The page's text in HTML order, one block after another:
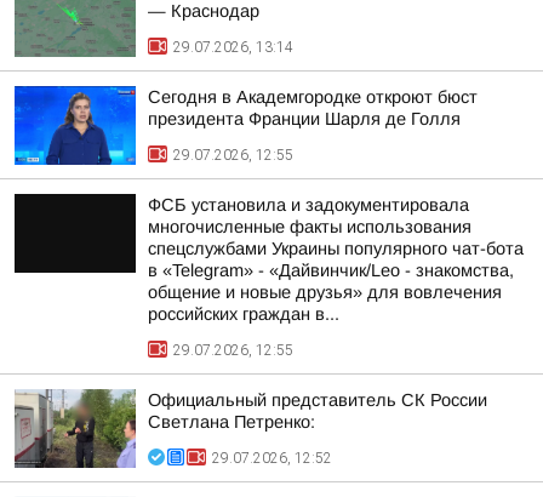
— Краснодар
29.07.2026, 13:14
Сегодня в Академгородке откроют бюст
президента Франции Шарля де Голля
29.07.2026, 12:55
ФСБ установила и задокументировала
многочисленные факты использования
спецслужбами Украины популярного чат-бота
в «Telegram» - «Дайвинчик/Leo - знакомства,
общение и новые друзья» для вовлечения
российских граждан в...
29.07.2026, 12:55
Официальный представитель СК России
Светлана Петренко:
29.07.2026, 12:52